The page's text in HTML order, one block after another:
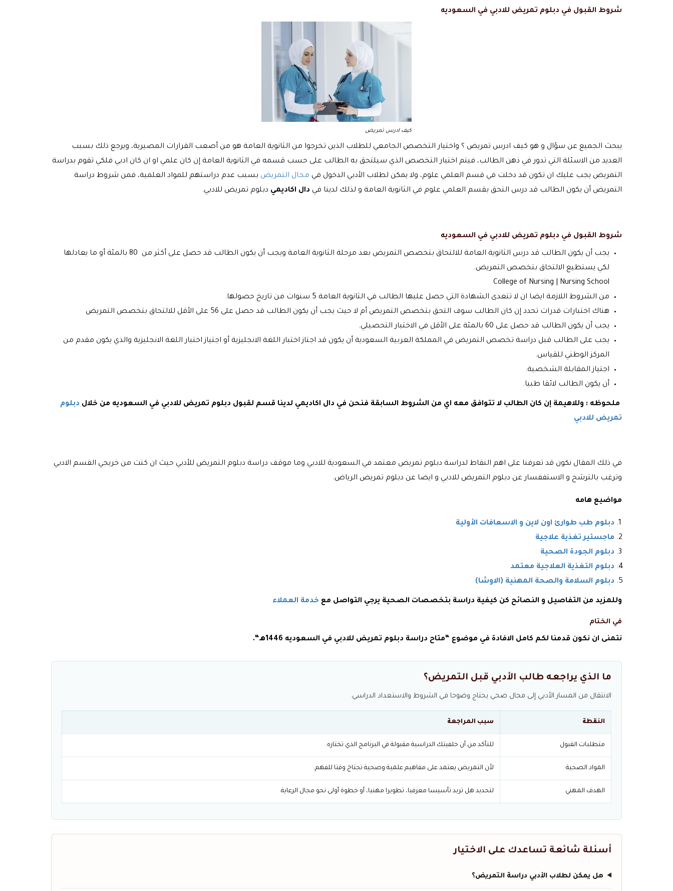
شروط القبول في دبلوم تمريض للادبي في السعوديه
كيف ادرس تمريض
يبحث الجميع عن سؤال و هو كيف ادرس تمريض ؟ واختيار التخصص الجامعي للطلاب الذين تخرجوا من الثانوية العامة هو من أصعب القرارات المصيرية، ويرجع ذلك بسبب
العديد من الاسئلة التي تدور في ذهن الطالب، فيتم اختيار التخصص الذي سيلتحق به الطالب على حسب قسمه في الثانوية العامة إن كان علمي او ان كان ادبي فلكي تقوم بدراسة
التمريض يجب عليك ان تكون قد دخلت في قسم العلمي علوم، ولا يمكن لطلاب الأدبي الدخول في مجال التمريض بسبب عدم دراستهم للمواد العلمية، فمن شروط دراسة
التمريض أن يكون الطالب قد درس التحق بقسم العلمي علوم في الثانوية العامة و لذلك لدينا في دال اكاديمي دبلوم تمريض للادبي.
شروط القبول في دبلوم تمريض للادبي في السعوديه
يجب أن يكون الطالب قد درس الثانوية العامة للالتحاق بتخصص التمريض بعد مرحلة الثانوية العامة ويجب أن يكون الطالب قد حصل على أكثر من 80 بالمئة أو ما يعادلها
لكي يستطيع الالتحاق بتخصص التمريض.
College of Nursing | Nursing School
من الشروط اللازمة ايضا ان لا تتعدى الشهادة التي حصل عليها الطالب في الثانوية العامة 5 سنوات من تاريخ حصولها.
هناك اختبارات قدرات تحدد إن كان الطالب سوف التحق بتخصص التمريض أم لا حيث يجب أن يكون الطالب قد حصل على 56 على الأقل للالتحاق بتخصص التمريض
يجب أن يكون الطالب قد حصل على 60 بالمئة على الأقل في الاختبار التحصيلي.
يجب على الطالب قبل دراسة تخصص التمريض في المملكة العربية السعودية أن يكون قد اجتاز اختبار اللغة الانجليزية أو اجتياز اختبار اللغة الانجليزية والذي يكون مقدم من
المركز الوطني للقياس.
اجتياز المقابلة الشخصية.
أن يكون الطالب لائقا طبيا.
ملحوظه : وللاهيمة إن كان الطالب لا تتوافق معه اي من الشروط السابقة فنحن في دال اكاديمي لدينا قسم لقبول دبلوم تمريض للادبي في السعوديه من خلال دبلوم
تمريض للادبي
في ذلك المقال نكون قد تعرفنا على اهم النقاط لدراسة دبلوم تمريض معتمد في السعودية للادبي وما موقف دراسة دبلوم التمريض للأدبي حيث ان كنت من خريجي القسم الادبي
وترغب بالترشح و الاستففسار عن دبلوم التمريض للادبي و ايضا عن دبلوم تمريض الرياض.
مواضيع هامه
دبلوم طب طوارئ اون لاين و الاسعافات الأولية
ماجستير تغذية علاجية
دبلوم الجودة الصحية
دبلوم التغذية العلاجية معتمد
دبلوم السلامة والصحة المهنية (الاوشا)
وللمزيد من التفاصيل و النصائح كن كيفية دراسة بتخصصات الصحية يرجي التواصل مع خدمة العملاء
في الختام
نتمنى ان نكون قدمنا لكم كامل الافادة في موضوع “متاح دراسة دبلوم تمريض للادبي في السعوديه 1446هـ“.
ما الذي يراجعه طالب الأدبي قبل التمريض؟
الانتقال من المسار الأدبي إلى مجال صحي يحتاج وضوحا في الشروط والاستعداد الدراسي.
النقطة سبب المراجعة
متطلبات القبول للتأكد من أن خلفيتك الدراسية مقبولة في البرنامج الذي تختاره.
المواد الصحية لأن التمريض يعتمد على مفاهيم علمية وصحية تحتاج وقتا للفهم.
الهدف المهني لتحديد هل تريد تأسيسا معرفيا، تطويرا مهنيا، أو خطوة أولى نحو مجال الرعاية.
أسئلة شائعة تساعدك على الاختيار
هل يمكن لطلاب الأدبي دراسة التمريض؟